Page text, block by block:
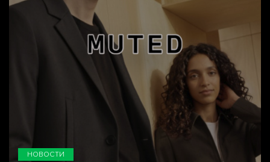
НОВОСТИ